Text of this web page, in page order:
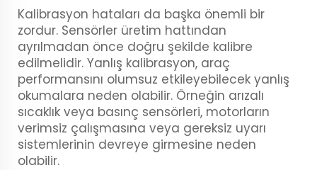
Kalibrasyon hataları da başka önemli bir
zordur. Sensörler üretim hattından
ayrılmadan önce doğru şekilde kalibre
edilmelidir. Yanlış kalibrasyon, araç
performansını olumsuz etkileyebilecek yanlış
okumalara neden olabilir. Örneğin arızalı
sıcaklık veya basınç sensörleri, motorların
verimsiz çalışmasına veya gereksiz uyarı
sistemlerinin devreye girmesine neden
olabilir.